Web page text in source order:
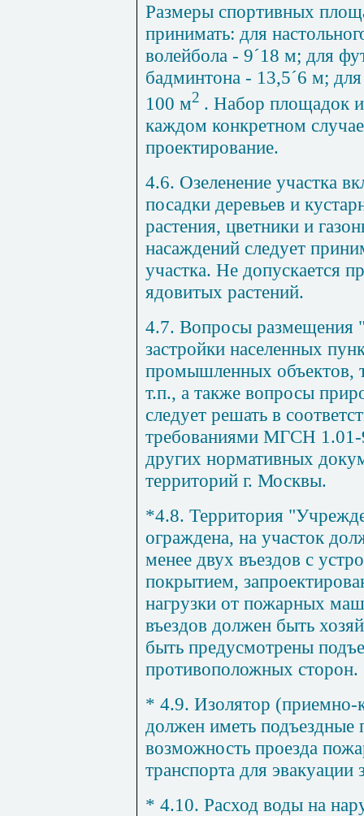
Размеры спортивных
принимать: для
волейбола - 9´18 м; для
бадминтона - 13,5´6 м;
100 м2 . Набор площадок
каждом конкретном
проектирование.
4.6. Озеленение участка
посадки деревьев и
растения, цветники и
насаждений следует
участка. Не допускается
ядовитых растений.
4.7. Вопросы размещения
застройки населенных
промышленных объектов,
т.п., а также вопросы
следует решать в
требованиями МГСН
других нормативных
территорий г. Москвы.
*4.8. Территория
ограждена, на участок
менее двух въездов с
покрытием,
нагрузки от пожарных
въездов должен быть
быть предусмотрены
противоположных сторон.
* 4.9. Изолятор (приемно-
должен иметь
возможность проезда
транспорта для эвакуации
* 4.10. Расход воды на